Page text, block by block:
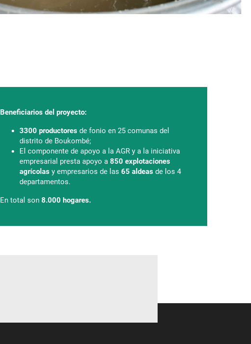
Beneficiarios del proyecto:
3300 productores de fonio en 25 comunas del
distrito de Boukombé;
El componente de apoyo a la AGR y a la iniciativa
empresarial presta apoyo a850 explotaciones
agrícolas y empresarios de las65 aldeas de los 4
departamentos.
En total son8.000 hogares.